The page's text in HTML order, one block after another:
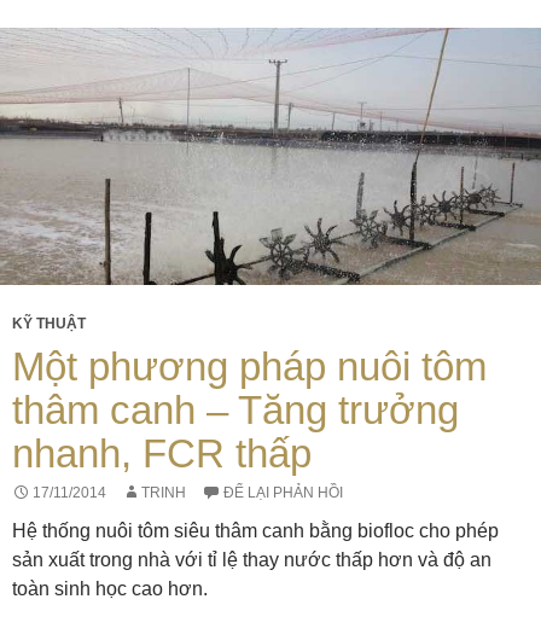
KỸ THUẬT
Một phương pháp nuôi tôm
thâm canh – Tăng trưởng
nhanh, FCR thấp
17/11/2014 TRINH ĐỂ LẠI PHẢN HỒI
Hệ thống nuôi tôm siêu thâm canh bằng biofloc cho phép
sản xuất trong nhà với tỉ lệ thay nước thấp hơn và độ an
toàn sinh học cao hơn.